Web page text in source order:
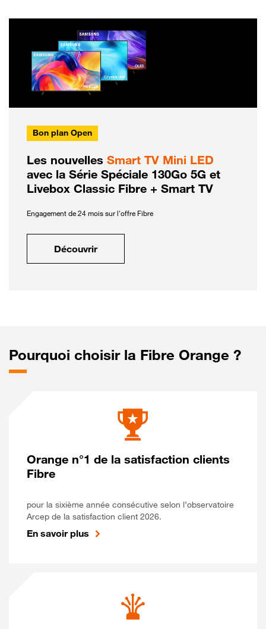
Bon plan Open
Les nouvelles Smart TV Mini LED
avec la Série Spéciale 130Go 5G et
Livebox Classic Fibre + Smart TV
Engagement de 24 mois sur l'offre Fibre
Découvrir
Pourquoi choisir la Fibre Orange ?
Orange n°1 de la satisfaction clients
Fibre
pour la sixième année consécutive selon l’observatoire
Arcep de la satisfaction client 2026.
En savoir plus